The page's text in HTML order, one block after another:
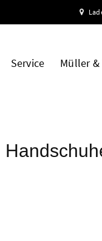
Service Müller &